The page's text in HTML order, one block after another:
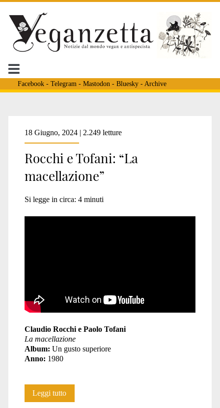
Facebook- Telegram - Mastodon - Bluesky- Archive
Tag:
<span>claudio
rocchii</span>
18 Giugno, 2024 | 2.249 letture
Rocchi e Tofani: “La
macellazione”
Si legge in circa: 4 minuti
Claudio Rocchi e Paolo Tofani
La macellazione
Album: Un gusto superiore
Anno: 1980
Leggi tuttoRocchi